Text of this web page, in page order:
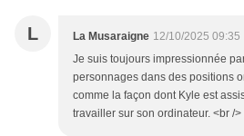
L La Musaraigne 12/10/2025 09:35
Je suis toujours impressionnée
personnages dans des positions
comme la façon dont Kyle est
travailler sur son ordinateur. <br /